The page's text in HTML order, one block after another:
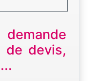
de devis,